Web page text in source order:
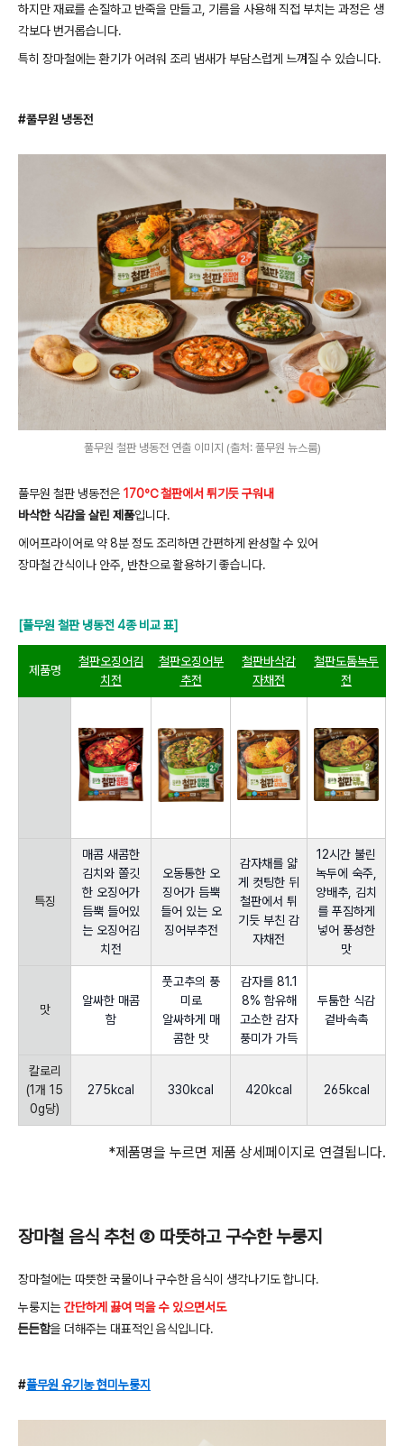
하지만 재료를 손질하고 반죽을 만들고 기름을 사용해 직접 부치는 과정은 생
각보다 번거롭습니다.
특히 장마철에는 환기가 어려워 조리 냄새가 부담스럽게 느껴질 수 있습니다.
#풀무원 냉동전
풀무원 철판 냉동전 연출 이미지 (출처: 풀무원 뉴스룸)
풀무원 철판 냉동전은 170℃ 철판에서 튀기듯 구워내
바삭한 식감을 살린 제품입니다.
에어프라이어로 약8분 정도 조리하면 간편하게 완성할 수 있어
장마철 간식이나 안주 반찬으로 활용하기 좋습니다.
[풀무원 철판 냉동전 4종 비교 표]
제품명
철판오징어김
치전
철판오징어부
추전
철판바삭감
자채전
철판도톰녹두
전
특징
매콤 새콤한
김치와 쫄깃
한 오징어가
듬뿍 들어있
는 오징어김
치전
오동통한 오
징어가 듬뿍
들어 있는 오
징어부추전
감자채를 얇
게 컷팅한 뒤
철판에서 튀
기듯 부친 감
자채전
12시간 불린
녹두에 숙주,
양배추, 김치
를 푸짐하게
넣어 풍성한
맛
맛
알싸한 매콤
함
풋고추의 풍
미로
알싸하게 매
콤한 맛
감자를 81.1
8% 함유해
고소한 감자
풍미가 가득
두툼한 식감
겉바속촉
칼로리
(1개 15
0g당)
275kcal 330kcal 420kcal 265kcal
*제품명을 누르면 제품 상세페이지로 연결됩니다.
장마철 음식 추천 ② 따뜻하고 구수한 누룽지
장마철에는 따뜻한 국물이나 구수한 음식이 생각나기도 합니다.
누룽지는 간단하게 끓여 먹을 수 있으면서도
든든함을 더해주는 대표적인 음식입니다.
#풀무원유기농현미누룽지